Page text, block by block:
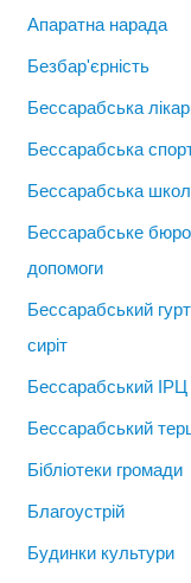
Апаратна нарада
Безбар'єрність
Бессарабська
Бессарабська
Бессарабська
Бессарабське бюро
допомоги
Бессарабський
сиріт
Бессарабський ІРЦ
Бессарабський
Бібліотеки громади
Благоустрій
Будинки культури